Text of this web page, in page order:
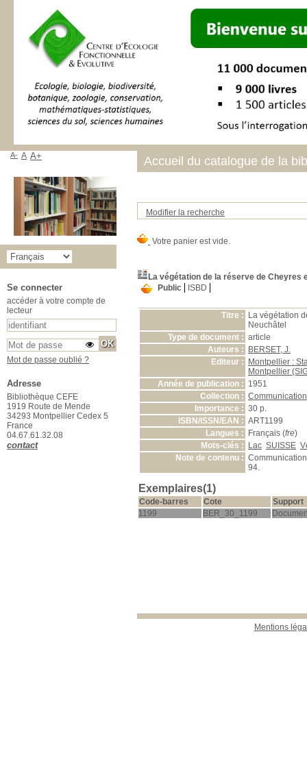
Modifier la recherche
La végétation de la réserve de
Public
ISBD
Titre :
La végétation
Neuchâtel
Type de document : article
Auteurs :
BERSET, J.
Editeur :
Montpellier :
Montpellier
Année de publication : 1951
Collection :
Importance : 30 p.
ISBN/ISSN/EAN : ART1199
Langues :
Français (fre)
Mots-clés :
Lac SUISSE
Note de contenu :
94.
Exemplaires(1)
Code-barres Cote
Support
1199
BER_30_1199
Mentions
Accueil du catalogue de la
A- A A+
Se connecter
accéder à votre compte de
lecteur
Mot de passe oublié ?
Adresse
Bibliothèque CEFE
1919 Route de Mende
34293 Montpellier Cedex 5
France
04.67.61.32.08
contact